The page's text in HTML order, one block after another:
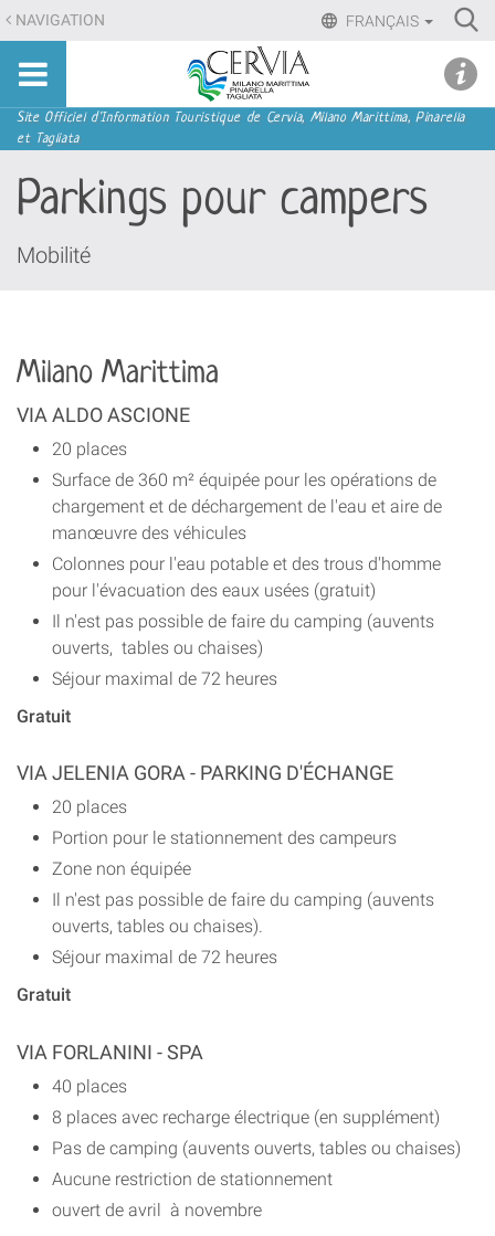
Aller
au
contenu.
Aller
à
navigation
FRANÇAIS
NAVIGATION
Sito
turistico
ufficiale
Milano
Marittima,
Navigation
Site Officiel d'Information Touristique de Cervia, Milano Marittima, Pinarella
et Tagliata
Parkings pour campers
Mobilité
Milano Marittima
VIA ALDO ASCIONE
20 places
Surface de 360 m² équipée pour les opérations de
chargement et de déchargement de l'eau et aire de
manœuvre des véhicules
Colonnes pour l'eau potable et des trous d'homme
pour l'évacuation des eaux usées (gratuit)
Il n'est pas possible de faire du camping (auvents
ouverts, tables ou chaises)
Séjour maximal de 72 heures
Gratuit
VIA JELENIA GORA - PARKING D'ÉCHANGE
20 places
Portion pour le stationnement des campeurs
Zone non équipée
Il n'est pas possible de faire du camping (auvents
ouverts, tables ou chaises).
Séjour maximal de 72 heures
Gratuit
VIA FORLANINI - SPA
40 places
8 places avec recharge électrique (en supplément)
Pas de camping (auvents ouverts, tables ou chaises)
Aucune restriction de stationnement
ouvert de avril à novembre
menu